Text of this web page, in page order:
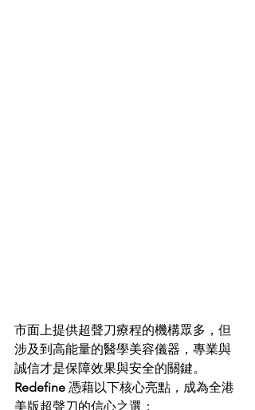
市面上提供超聲刀療程的機構眾多，但
涉及到高能量的醫學美容儀器，專業與
誠信才是保障效果與安全的關鍵。
Redefine 憑藉以下核心亮點，成為全港
美版超聲刀的信心之選：